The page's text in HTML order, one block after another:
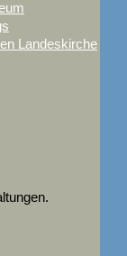
Landeskirche